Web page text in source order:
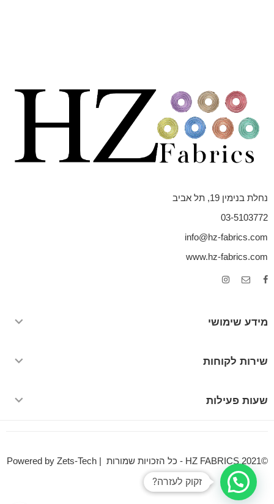
נחלת בנימין 19, תל אביב
03-5103772
info@hz-fabrics.com
www.hz-fabrics.com
מידע שימושי
שירות לקוחות
שעות פעילות
©HZ FABRICS 2021 - כל הזכויות שמורות | Powered by Zets-Tech
זקוק לעזרה?